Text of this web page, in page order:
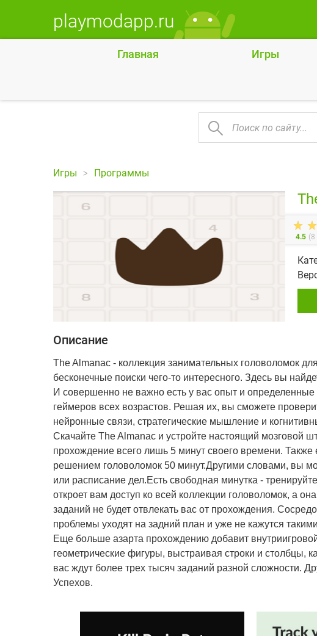
playmodapp.ru
Главная Игры
Игры Программы
4.5 (8
Описание
The Almanac - коллекция занимательных головоломок
бесконечные поиски чего-то интересного. Здесь вы
И совершенно не важно есть у вас опыт и
геймеров всех возрастов. Решая их, вы сможете
нейронные связи, стратегические мышление и
Скачайте The Almanac и устройте настоящий мозговой
прохождение всего лишь 5 минут своего времени. Также
решением головоломок 50 минут.Другими словами, вы
или расписание дел.Есть свободная минутка -
откроет вам доступ ко всей коллекции головоломок, а
заданий не будет отвлекать вас от прохождения.
проблемы уходят на задний план и уже не кажутся
Еще больше азарта прохождению добавит
геометрические фигуры, выстраивая строки и столбцы,
вас ждут более трех тысяч заданий разной сложности.
Успехов.